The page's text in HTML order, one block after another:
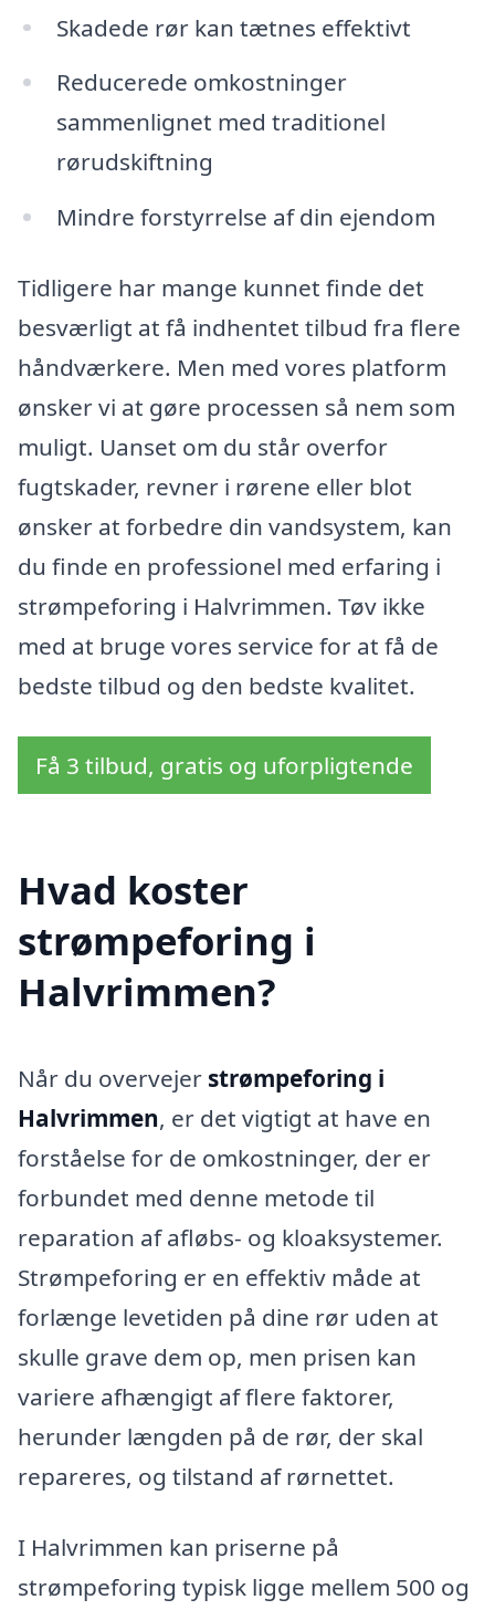
Skadede rør kan tætnes effektivt
Reducerede omkostninger
sammenlignet med traditionel
rørudskiftning
Mindre forstyrrelse af din ejendom
Tidligere har mange kunnet finde det
besværligt at få indhentet tilbud fra flere
håndværkere. Men med vores platform
ønsker vi at gøre processen så nem som
muligt. Uanset om du står overfor
fugtskader, revner i rørene eller blot
ønsker at forbedre din vandsystem, kan
du finde en professionel med erfaring i
strømpeforing i Halvrimmen. Tøv ikke
med at bruge vores service for at få de
bedste tilbud og den bedste kvalitet.
Få 3 tilbud, gratis og uforpligtende
Hvad koster
strømpeforing i
Halvrimmen?
Når du overvejer strømpeforing i
Halvrimmen, er det vigtigt at have en
forståelse for de omkostninger, der er
forbundet med denne metode til
reparation af afløbs- og kloaksystemer.
Strømpeforing er en effektiv måde at
forlænge levetiden på dine rør uden at
skulle grave dem op, men prisen kan
variere afhængigt af flere faktorer,
herunder længden på de rør, der skal
repareres, og tilstand af rørnettet.
I Halvrimmen kan priserne på
strømpeforing typisk ligge mellem 500 og